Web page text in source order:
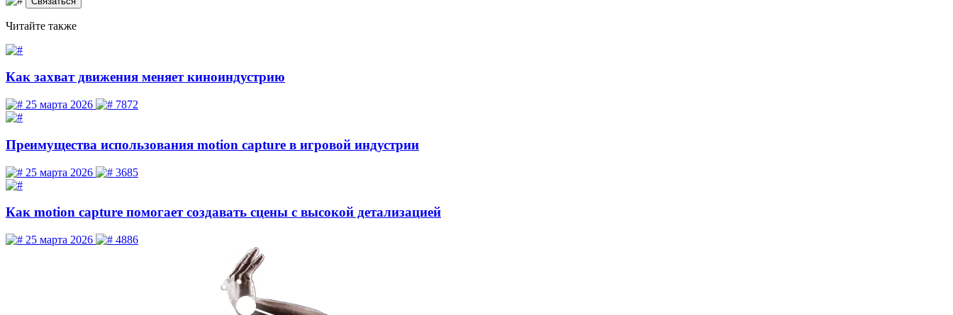
Читайте также
Как захват движения меняет киноиндустрию
25 марта 2026 7872
Преимущества использования motion capture в игровой индустрии
25 марта 2026 3685
Как motion capture помогает создавать сцены с высокой детализацией
25 марта 2026 4886